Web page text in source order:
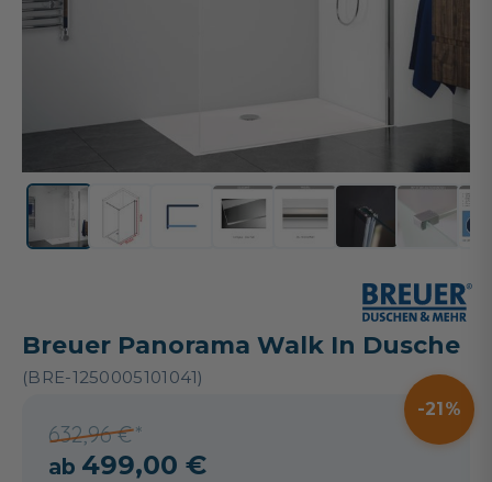
Breuer Panorama Walk In Dusche
(BRE-1250005101041)
632,96 €
21
499,00 €